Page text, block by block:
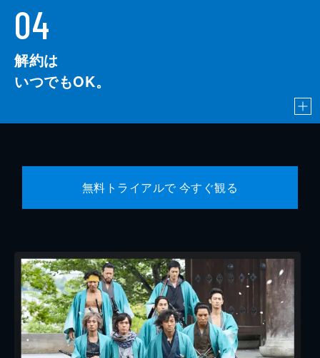
04
解約は
いつでもOK。
無料トライアルで 今すぐ観る